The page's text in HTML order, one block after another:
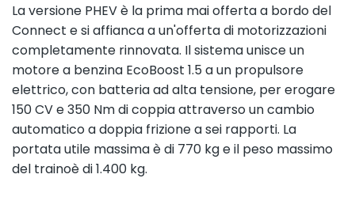
La versione PHEV è la prima mai offerta a bordo del
Connect e si affianca a un'offerta di motorizzazioni
completamente rinnovata. Il sistema unisce un
motore a benzina EcoBoost 1.5 a un propulsore
elettrico, con batteria ad alta tensione, per erogare
150 CV e 350 Nm di coppia attraverso un cambio
automatico a doppia frizione a sei rapporti. La
portata utile massima è di 770 kg e il peso massimo
del trainoè di 1.400 kg.